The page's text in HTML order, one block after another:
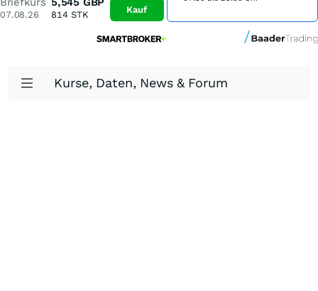
07.08.26 814STK Kauf
Kurse, Daten, News & Forum